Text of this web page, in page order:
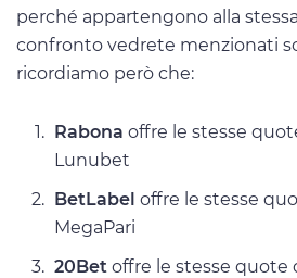
perché appartengono alla
confronto vedrete menzionati
ricordiamo però che:
Rabona offre le stesse
Lunubet
BetLabel offre le stesse
MegaPari
20Bet offre le stesse quote